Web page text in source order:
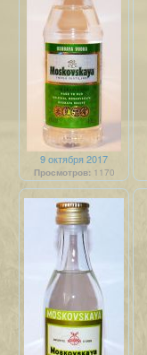
9 октября 2017
Просмотров:1170